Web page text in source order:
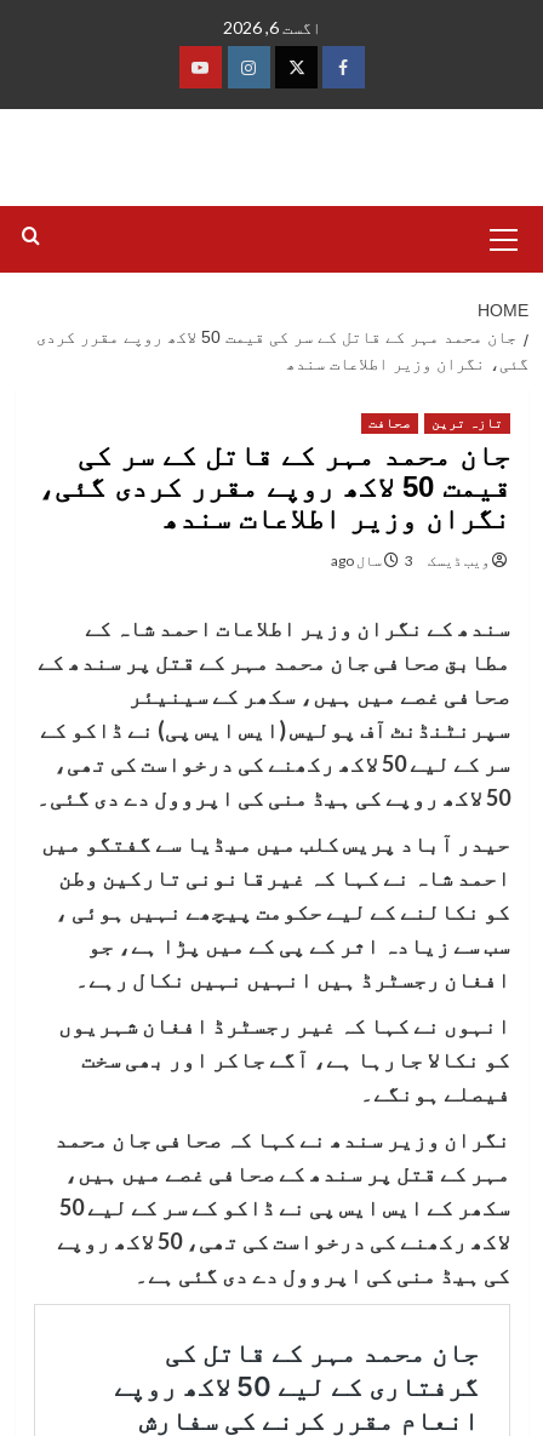
اگست 6, 2026
فیس
ٹوئٹرانسٹاگرام
یوٹیوب
Menu
HOME
جان محمد مہر کے قاتل کے سر کی قیمت 50 لاکھ روپے مقرر کردی
گئی، نگران وزیر اطلاعات سندھ
تازہ ترین صحافت
جان محمد مہر کے قاتل کے سر کی
قیمت 50 لاکھ روپے مقرر کردی گئی،
نگران وزیر اطلاعات سندھ
ویب ڈیسک 3 سال ago
سندھ کے نگران وزیر اطلاعات احمد شاہ کے
مطابق صحافی جان محمد مہر کے قتل پر سندھ کے
صحافی غصے میں ہیں، سکھر کے سینیئر
سپرنٹنڈنٹ آف پولیس (ایس ایس پی) نے ڈاکو کے
سر کے لیے 50 لاکھ رکھنے کی درخواست کی تھی،
50 لاکھ روپے کی ہیڈ منی کی اپروول دے دی گئی۔
حیدر آباد پریس کلب میں میڈیا سے گفتگو میں
احمد شاہ نے کہا کہ غیرقانونی تارکین وطن
کو نکالنے کے لیے حکومت پیچھے نہیں ہوئی ،
سب سے زیادہ اثر کے پی کے میں پڑا ہے، جو
افغان رجسٹرڈ ہیں انہیں نہیں نکال رہے۔
انہوں نے کہا کہ غیر رجسٹرڈ افغان شہریوں
کو نکالا جارہا ہے، آگے جاکر اور بھی سخت
فیصلے ہونگے۔
نگران وزیر سندھ نے کہا کہ صحافی جان محمد
مہر کے قتل پر سندھ کے صحافی غصے میں ہیں،
سکھر کے ایس ایس پی نے ڈاکو کے سر کے لیے 50
لاکھ رکھنے کی درخواست کی تھی، 50 لاکھ روپے
کی ہیڈ منی کی اپروول دے دی گئی ہے۔